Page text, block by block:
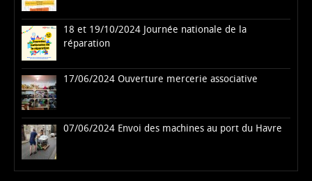
18 et 19/10/2024 Journée nationale de la
réparation
17/06/2024 Ouverture mercerie associative
07/06/2024 Envoi des machines au port du Havre